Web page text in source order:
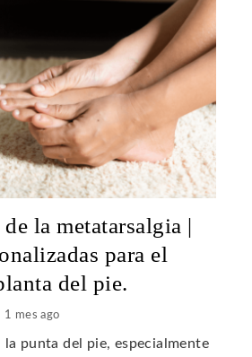
la metatarsalgia |
para el
del pie.
1 mes ago
punta del pie, especialmente